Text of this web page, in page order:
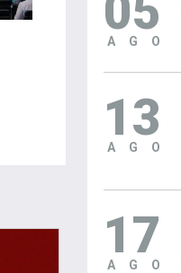
05
AGO
13
AGO
17
AGO